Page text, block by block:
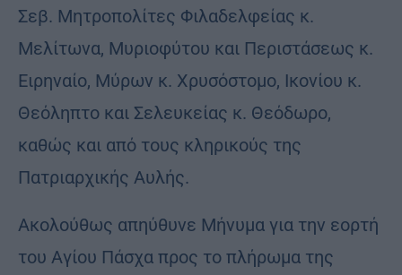
Σεβ. Μητροπολίτες Φιλαδελφείας κ.
Μελίτωνα, Μυριοφύτου και Περιστάσεως κ.
Ειρηναίο, Μύρων κ. Χρυσόστομο, Ικονίου κ.
Θεόληπτο και Σελευκείας κ. Θεόδωρο,
καθώς και από τους κληρικούς της
Πατριαρχικής Αυλής.
Ακολούθως απηύθυνε Μήνυμα για την εορτή
του Αγίου Πάσχα προς το πλήρωμα της